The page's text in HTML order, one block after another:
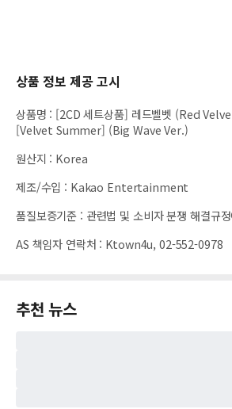
상품 정보 제공 고시
상품명 : [2CD 세트상품] 레드벨벳 (Red
[Velvet Summer] (Big Wave Ver.)
원산지 : Korea
제조/수입 : Kakao Entertainment
품질보증기준 : 관련법 및 소비자 분쟁 해결규
AS 책임자 연락처 : Ktown4u, 02-552-0978
추천 뉴스